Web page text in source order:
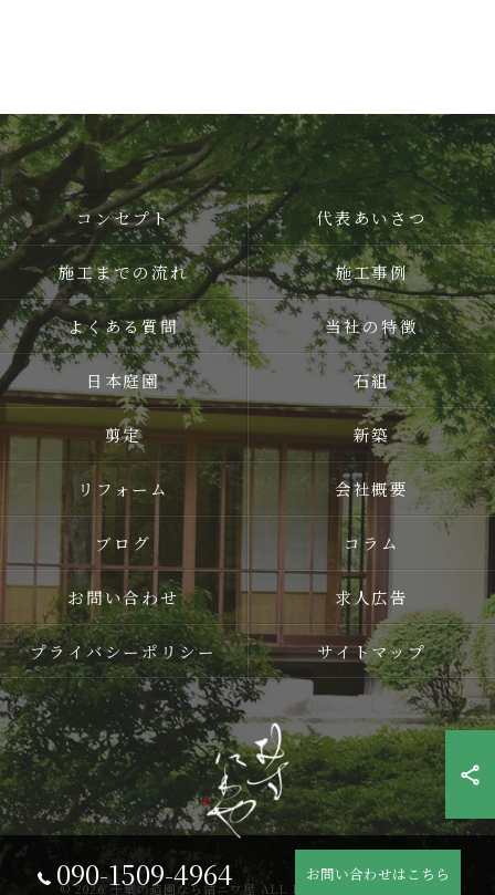
090-1509-4964 お問い合わせはこちら
コンセプト 代表あいさつ
施工までの流れ 施工事例
よくある質問 当社の特徴
日本庭園 石組
剪定 新築
リフォーム 会社概要
ブログ コラム
お問い合わせ 求人広告
プライバシーポリシー サイトマップ
© 2026 千葉の造園なら結ニワ屋 ALL RIGHTS RESERVED.